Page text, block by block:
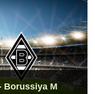
Borussiya M